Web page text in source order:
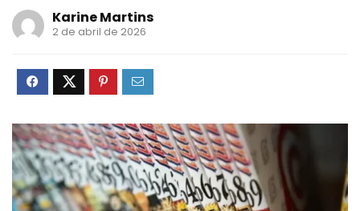
Karine Martins
2 de abril de 2026